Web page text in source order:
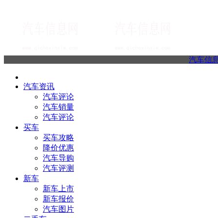
汽车信
汽车资讯
汽车评论
汽车销量
汽车评论
买车
买车攻略
降价优惠
汽车导购
汽车评测
新车
新车上市
新车报价
汽车图片